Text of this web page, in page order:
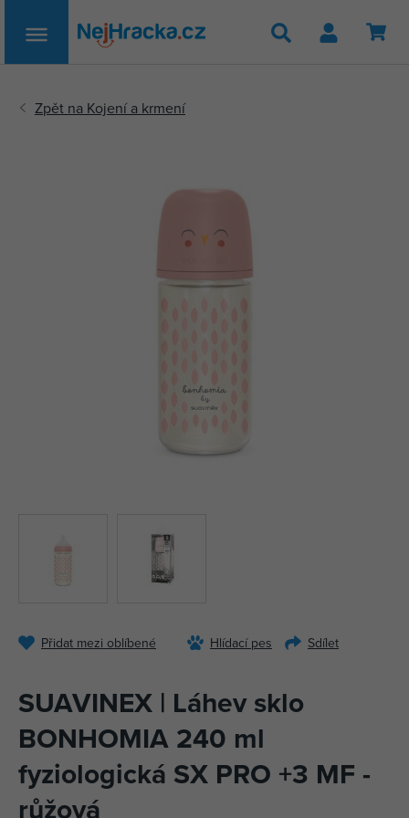
Hledat
Přidat mezi oblíbené Hlídací pes Sdílet
SUAVINEX | Láhev sklo
BONHOMIA 240 ml
fyziologická SX PRO +3 MF -
růžová